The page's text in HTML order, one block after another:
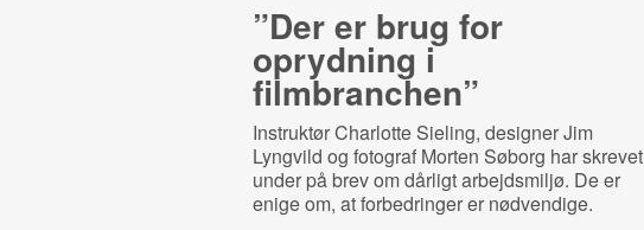
”Der er brug for
oprydning i
filmbranchen”
Instruktør Charlotte Sieling, designer Jim
Lyngvild og fotograf Morten Søborg har skrevet
under på brev om dårligt arbejdsmiljø. De er
enige om, at forbedringer er nødvendige.